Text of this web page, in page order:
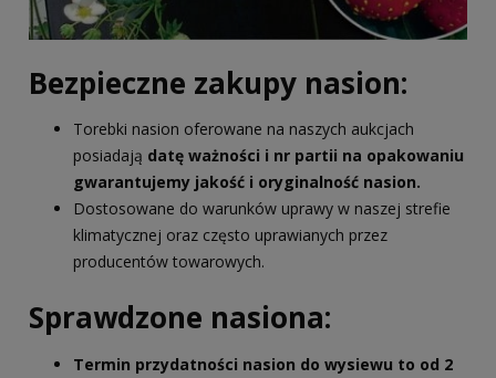
Bezpieczne zakupy nasion:
Torebki nasion oferowane na naszych aukcjach
posiadają datę ważności i nr partii na opakowaniu
gwarantujemy jakość i oryginalność nasion.
Dostosowane do warunków uprawy w naszej strefie
klimatycznej oraz często uprawianych przez
producentów towarowych.
Sprawdzone nasiona:
Termin przydatności nasion do wysiewu to od 2